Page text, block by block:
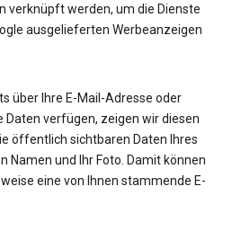
verknüpft werden, um die Dienste
ausgelieferten Werbeanzeigen
über Ihre E-Mail-Adresse oder
verfügen, zeigen wir diesen
öffentlich sichtbaren Daten Ihres
Namen und Ihr Foto. Damit können
eine von Ihnen stammende E-